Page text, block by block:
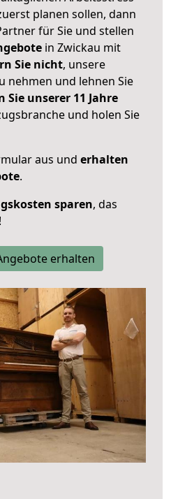
planen sollen, dann
für Sie und stellen
in Zwickau mit
Sie nicht, unsere
nehmen und lehnen Sie
Sie unserer 11 Jahre
und holen Sie
aus und erhalten
.
sparen, das
erhalten